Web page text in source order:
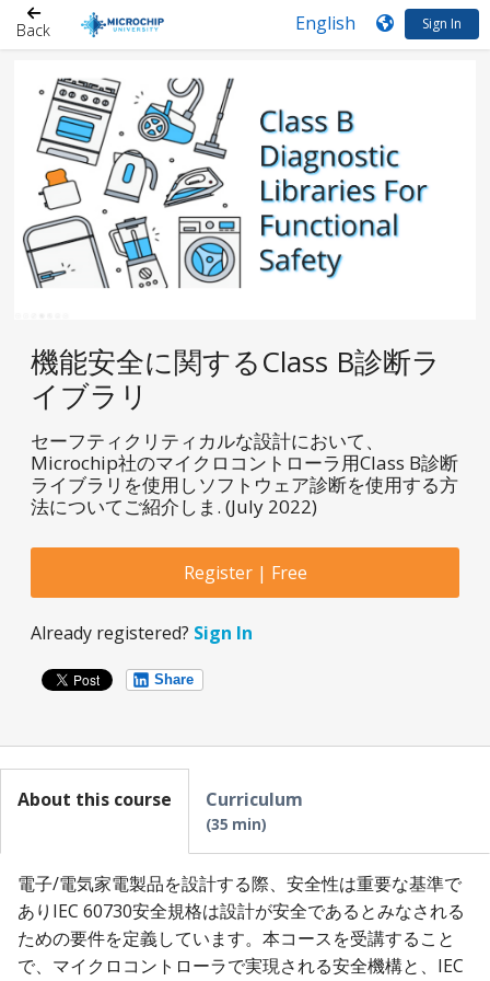
Back Sign In
機能安全に関するClass B診断ラ
イブラリ
セーフティクリティカルな設計において、
Microchip社のマイクロコントローラ用Class B診断
ライブラリを使用しソフトウェア診断を使用する方
法についてご紹介しま. (July 2022)
Register | Free
Already registered? Sign In
Share
About this course
電子/電気家電製品を設計する際、安全性は重要な基準で
ありIEC 60730安全規格は設計が安全であるとみなされる
ための要件を定義しています。本コースを受講すること
で、マイクロコントローラで実現される安全機構と、IEC
Curriculum
35 min